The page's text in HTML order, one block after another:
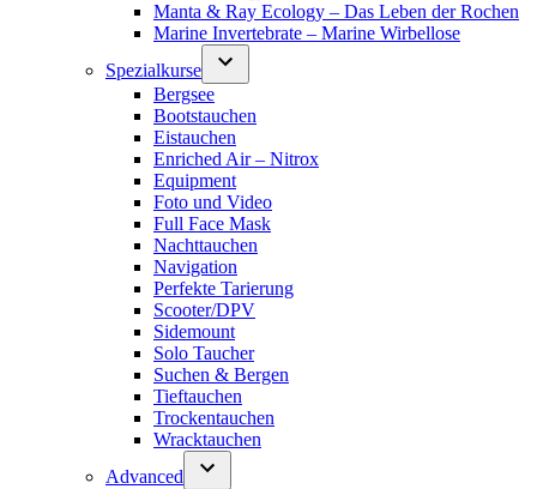
Manta & Ray Ecology – Das Leben der Rochen
Marine Invertebrate – Marine Wirbellose
Spezialkurse
Bergsee
Bootstauchen
Eistauchen
Enriched Air – Nitrox
Equipment
Foto und Video
Full Face Mask
Nachttauchen
Navigation
Perfekte Tarierung
Scooter/DPV
Sidemount
Solo Taucher
Suchen & Bergen
Tieftauchen
Trockentauchen
Wracktauchen
Advanced